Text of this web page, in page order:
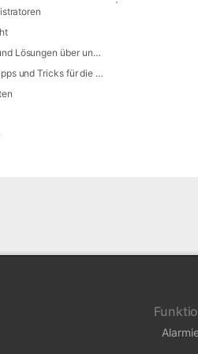
Anbindungen und Lösungen über unsere Web-Schnittstelle (REST-API)
Use Cases - Tipps und Tricks für die Anwendung von DIVERA 24/7